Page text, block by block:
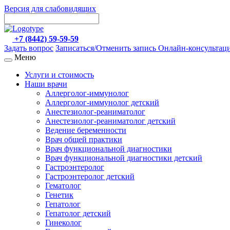
Версия для слабовидящих
+7 (8442) 59-59-59
Задать вопрос Записаться/Отменить запись Онлайн-
Меню
Услуги и стоимость
Наши врачи
Аллерголог-иммунолог
Аллерголог-иммунолог детский
Анестезиолог-реаниматолог
Анестезиолог-реаниматолог детский
Ведение беременности
Врач общей практики
Врач функциональной диагностики
Врач функциональной диагностики детский
Гастроэнтеролог
Гастроэнтеролог детский
Гематолог
Генетик
Гепатолог
Гепатолог детский
Гинеколог